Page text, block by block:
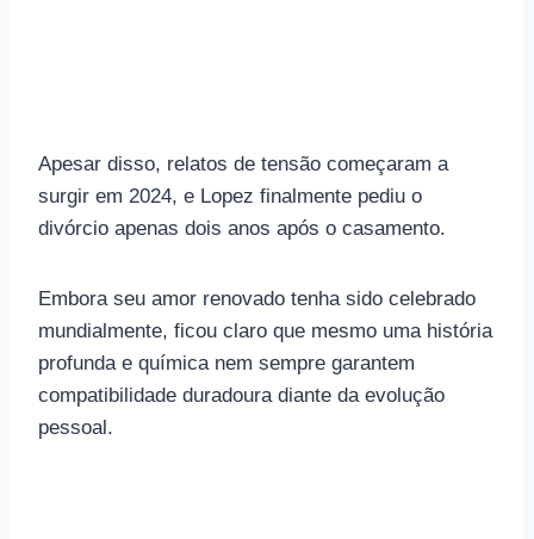
Apesar disso, relatos de tensão começaram a
surgir em 2024, e Lopez finalmente pediu o
divórcio apenas dois anos após o casamento.
Embora seu amor renovado tenha sido celebrado
mundialmente, ficou claro que mesmo uma história
profunda e química nem sempre garantem
compatibilidade duradoura diante da evolução
pessoal.